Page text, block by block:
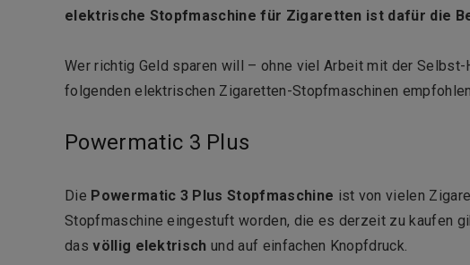
elektrische Stopfmaschine für Zigaretten ist dafür die
Wer richtig Geld sparen will – ohne viel Arbeit mit der
folgenden elektrischen Zigaretten-Stopfmaschinen
Powermatic 3 Plus
Die Powermatic 3 Plus Stopfmaschine ist von vielen
Stopfmaschine eingestuft worden, die es derzeit zu kaufen
dasvöllig elektrisch und auf einfachen Knopfdruck.